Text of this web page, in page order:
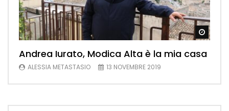
Andrea Iurato, Modica Alta è la mia casa
ALESSIA METASTASIO 13 NOVEMBRE 2019